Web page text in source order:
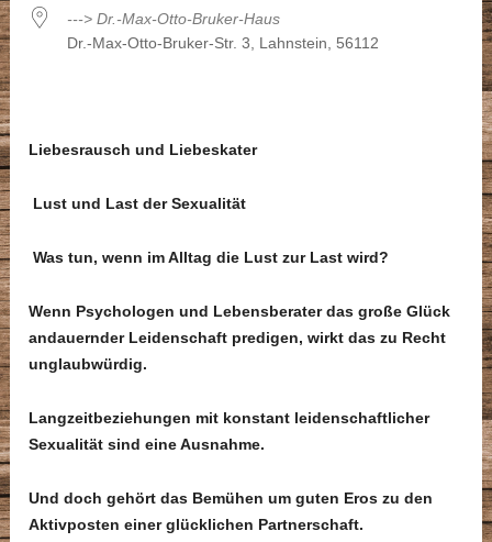
---> Dr.-Max-Otto-Bruker-Haus
Dr.-Max-Otto-Bruker-Str. 3, Lahnstein, 56112
Liebesrausch und Liebeskater
Lust und Last der Sexualität
Was tun, wenn im Alltag die Lust zur Last wird?
Wenn Psychologen und Lebensberater das große Glück
andauernder Leidenschaft predigen, wirkt das zu Recht
unglaubwürdig.
Langzeitbeziehungen mit konstant leidenschaftlicher
Sexualität sind eine Ausnahme.
Und doch gehört das Bemühen um guten Eros zu den
Aktivposten einer glücklichen Partnerschaft.